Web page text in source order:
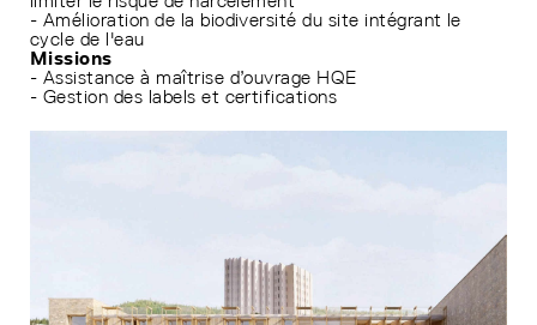
- Amélioration de la biodiversité du site intégrant le
cycle de l'eau
Missions
- Assistance à maîtrise d’ouvrage HQE
- Gestion des labels et certifications